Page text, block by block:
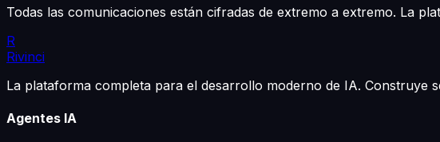
Todas las comunicaciones están cifradas de extremo a extremo. La
R
Rivinci
La plataforma completa para el desarrollo moderno de IA. Construye
Agentes IA